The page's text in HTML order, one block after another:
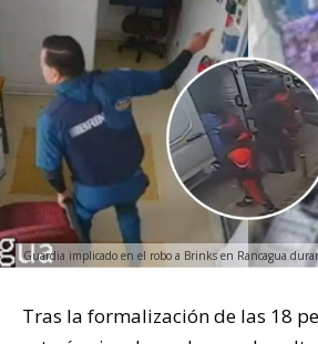
Guardia implicado en el robo a Brinks en Rancagua
Tras la formalización de las 18